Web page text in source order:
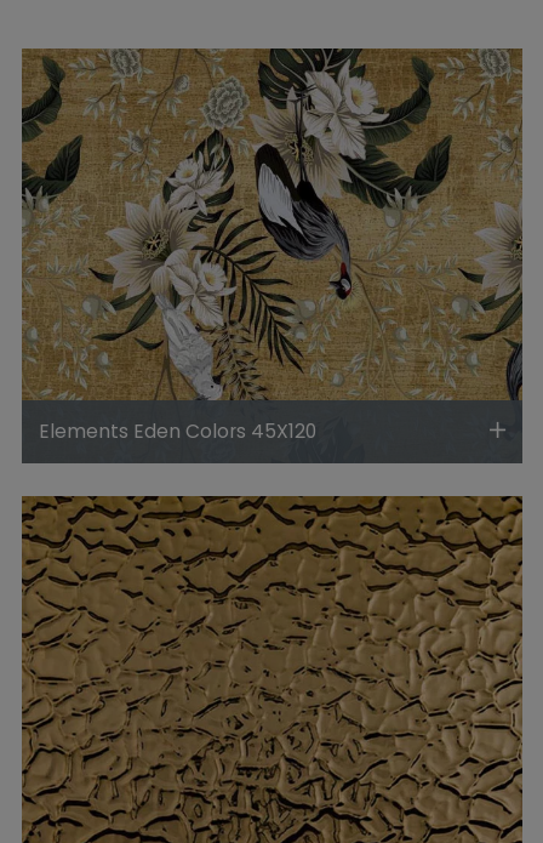
Elements Eden Colors 45X120